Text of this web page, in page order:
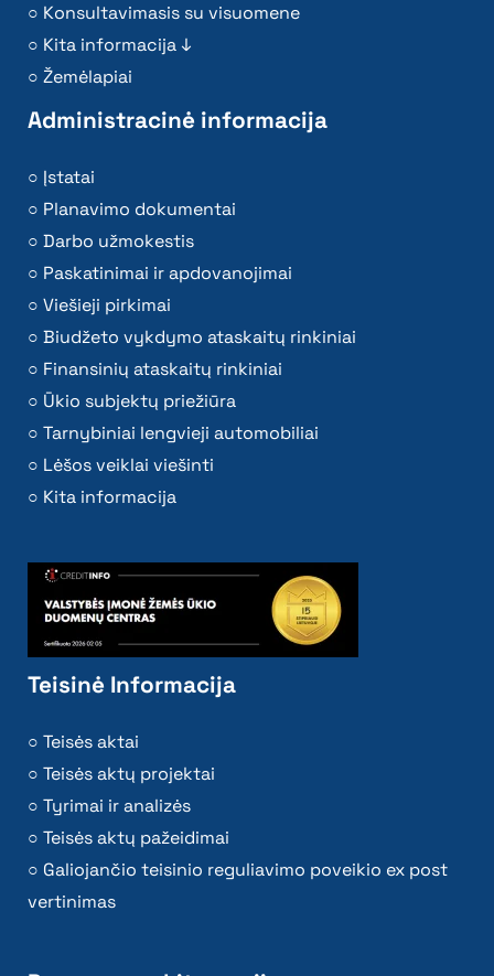
Konsultavimasis su visuomene
Kita informacija ↓
Žemėlapiai
Administracinė informacija
Įstatai
Planavimo dokumentai
Darbo užmokestis
Paskatinimai ir apdovanojimai
Viešieji pirkimai
Biudžeto vykdymo ataskaitų rinkiniai
Finansinių ataskaitų rinkiniai
Ūkio subjektų priežiūra
Tarnybiniai lengvieji automobiliai
Lėšos veiklai viešinti
Kita informacija
Teisinė Informacija
Teisės aktai
Teisės aktų projektai
Tyrimai ir analizės
Teisės aktų pažeidimai
Galiojančio teisinio reguliavimo poveikio ex post
vertinimas